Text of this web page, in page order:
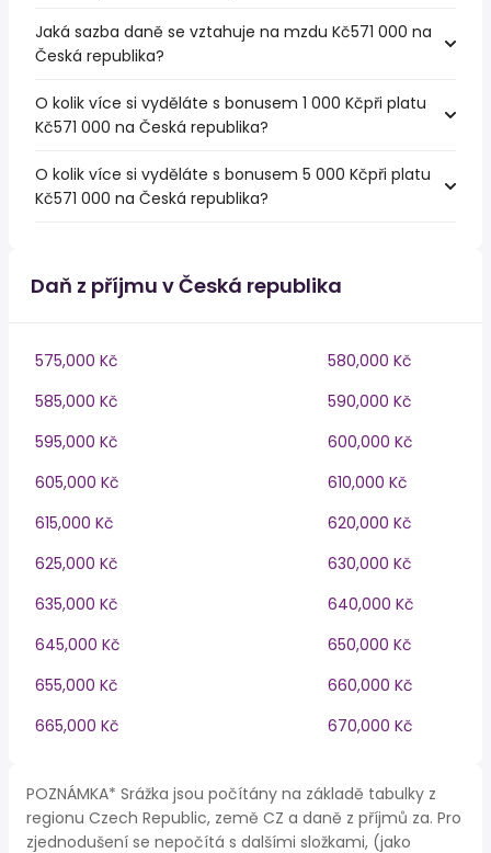
Jaká sazba daně se vztahuje na mzdu Kč571 000 na
Česká republika?
O kolik více si vyděláte s bonusem 1 000 Kčpři platu
Kč571 000 na Česká republika?
O kolik více si vyděláte s bonusem 5 000 Kčpři platu
Kč571 000 na Česká republika?
Daň z příjmu v Česká republika
575,000 Kč
580,000 Kč
585,000 Kč
590,000 Kč
595,000 Kč
600,000 Kč
605,000 Kč
610,000 Kč
615,000 Kč
620,000 Kč
625,000 Kč
630,000 Kč
635,000 Kč
640,000 Kč
645,000 Kč
650,000 Kč
655,000 Kč
660,000 Kč
665,000 Kč
670,000 Kč
POZNÁMKA* Srážka jsou počítány na základě tabulky z
regionu Czech Republic, země CZ a daně z příjmů za. Pro
zjednodušení se nepočítá s dalšími složkami, (jako